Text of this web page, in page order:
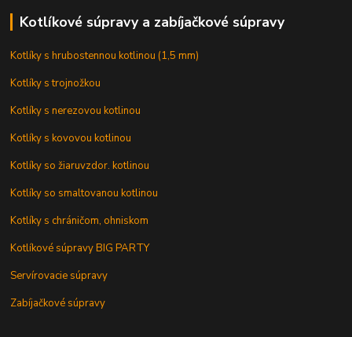
Kotlíkové súpravy a zabíjačkové súpravy
Kotlíky s hrubostennou kotlinou (1,5 mm)
Kotlíky s trojnožkou
Kotlíky s nerezovou kotlinou
Kotlíky s kovovou kotlinou
Kotlíky so žiaruvzdor. kotlinou
Kotlíky so smaltovanou kotlinou
Kotlíky s chráničom, ohniskom
Kotlíkové súpravy BIG PARTY
Servírovacie súpravy
Zabíjačkové súpravy